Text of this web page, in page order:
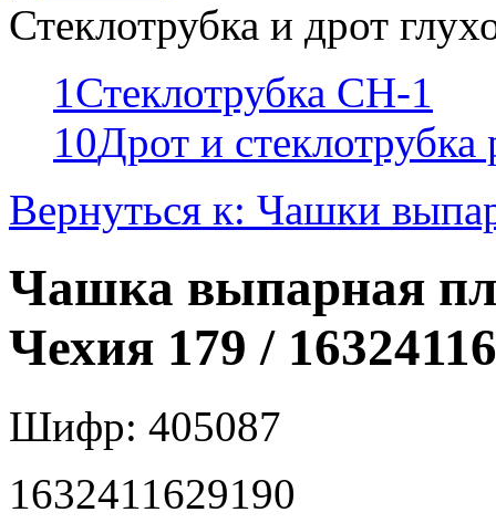
Стеклотрубка и дрот
1Стеклотрубка СН-1
10Дрот и
Вернуться к: Чашки
Чашка выпарная
Чехия 179 /
Шифр: 405087
1632411629190